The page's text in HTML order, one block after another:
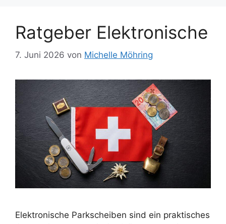
Ratgeber Elektronische
7. Juni 2026 von Michelle Möhring
Elektronische Parkscheiben sind ein praktisches